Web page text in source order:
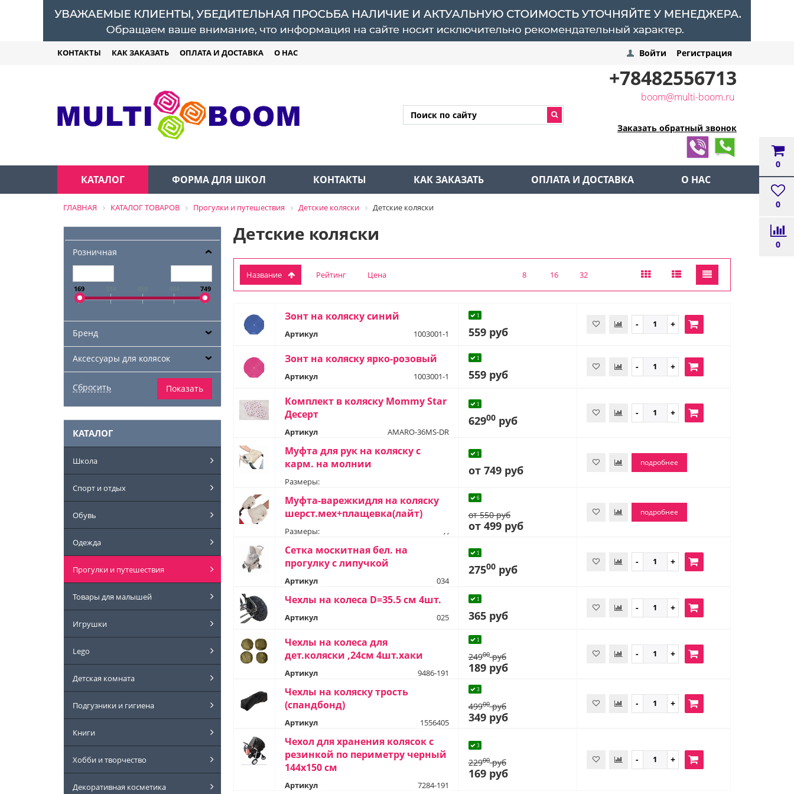
КОНТАКТЫ КАК ЗАКАЗАТЬ ОПЛАТА И ДОСТАВКА О НАС
0
0
0
Войти Регистрация
+78482556713
boom@multi-boom.ru
Заказать обратный звонок
КАТАЛОГ ФОРМА ДЛЯ ШКОЛ КОНТАКТЫ КАК ЗАКАЗАТЬ ОПЛАТА И ДОСТАВКА О НАС
ГЛАВНАЯ КАТАЛОГ ТОВАРОВ Прогулки и путешествия Детские коляски Детские коляски
Розничная
169 749
Бренд
Аксессуары для колясок
КАТАЛОГ
Школа
Спорт и отдых
Обувь
Одежда
Прогулки и путешествия
Товары для малышей
Игрушки
Lego
Детская комната
Подгузники и гигиена
Книги
Хобби и творчество
Декоративная косметика
Детские коляски
Название Рейтинг Цена 8 16 32
Зонт на коляску синий
Артикул 1003001-1
1
559 руб
Зонт на коляску ярко-розовый
Артикул 1003001-1
1
559 руб
Комплект в коляску Mommy Star
Десерт
Артикул AMARO-36MS-DR
1
62900руб
Муфта для рук на коляску с
карм. на молнии
Размеры:
1
от 749 руб
подробнее
Муфта-варежкидля на коляску
шерст.мех+плащевка(лайт)
Размеры: , ,
6
от 550 руб
от 499 руб
подробнее
Сетка москитная бел. на
прогулку с липучкой
Артикул 034
1
27500руб
Чехлы на колеса D=35.5 см 4шт.
Артикул 025
1
365 руб
Чехлы на колеса для
дет.коляски ,24см 4шт.хаки
Артикул 9486-191
1
24900руб
189 руб
Чехлы на коляску трость
(спандбонд)
Артикул 1556405
3
49900руб
349 руб
Чехол для хранения колясок с
резинкой по периметру черный
144х150 см
Артикул 7284-191
3
22900руб
169 руб